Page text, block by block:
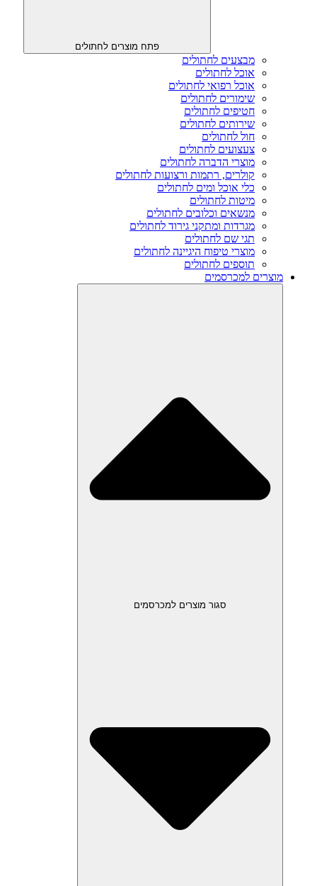
פתח מוצרים לחתולים
מבצעים לחתולים
אוכל לחתולים
אוכל רפואי לחתולים
שימורים לחתולים
חטיפים לחתולים
שירותים לחתולים
חול לחתולים
צעצועים לחתולים
מוצרי הדברה לחתולים
קולרים, רתמות ורצועות לחתולים
כלי אוכל ומים לחתולים
מיטות לחתולים
מנשאים וכלובים לחתולים
מגרדות ומתקני גירוד לחתולים
תגי שם לחתולים
מוצרי טיפוח היגיינה לחתולים
תוספים לחתולים
מוצרים למכרסמים
סגור מוצרים למכרסמים